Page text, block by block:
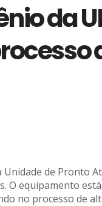
da
de Pronto
O equipamento
no processo de